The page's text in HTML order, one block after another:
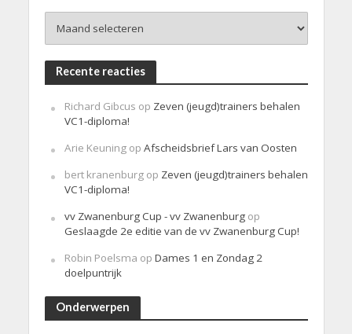
Recente reacties
Richard Gibcus op Zeven (jeugd)trainers behalen
VC1-diploma!
Arie Keuningop Afscheidsbrief Lars van Oosten
bert kranenburgop Zeven (jeugd)trainers behalen
VC1-diploma!
vv Zwanenburg Cup - vv Zwanenburgop
Geslaagde 2e editie van de vv Zwanenburg Cup!
Robin Poelsma op Dames 1 en Zondag 2
doelpuntrijk
Onderwerpen